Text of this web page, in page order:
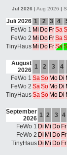
Jul 2026 | Aug 2026 |
Juli 2026 1 2 3 4
FeWo 1 Mi Do FrSa
FeWo 2 Mi Do FrSa
TinyHaus Mi Do FrSa
August
2026 1 2 3 4
FeWo 1 SaSo Mo Di
FeWo 2 SaSo Mo Di
TinyHausSaSo Mo Di
September
2026 1 2 3 4
FeWo 1 Di Mi Do Fr
FeWo 2 Di Mi Do Fr
TinyHaus Di Mi Do Fr